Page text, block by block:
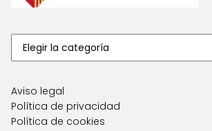
Aviso legal
Política de privacidad
Política de cookies